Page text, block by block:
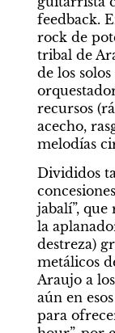
feedback.
rock de
tribal de
de los
recursos
acecho,
melodías
Divididos
jabalí”, que
la
destreza)
metálicos
Araujo a
aún en
para